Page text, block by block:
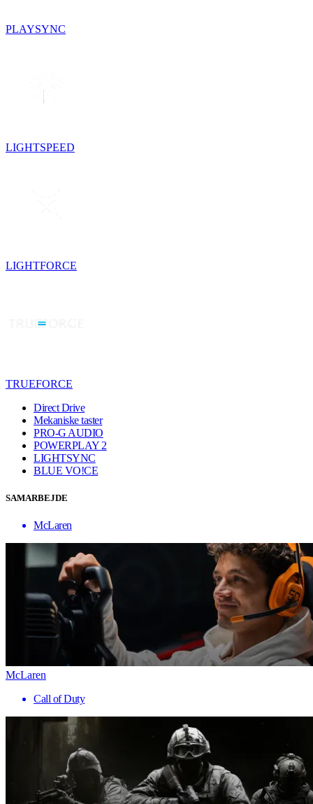
PLAYSYNC
LIGHTSPEED
LIGHTFORCE
TRUEFORCE
Direct Drive
Mekaniske taster
PRO-G AUDIO
POWERPLAY 2
LIGHTSYNC
BLUE VO!CE
SAMARBEJDE
McLaren
McLaren
Call of Duty